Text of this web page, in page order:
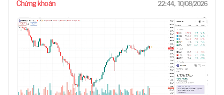
Chứng khoán 22:44, 10/08/2026